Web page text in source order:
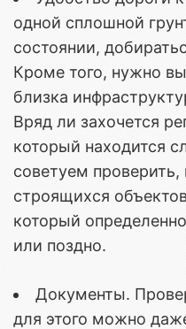
одной сплошной
состоянии,
Кроме того, нужно
близка
Вряд ли захочется
который находится
советуем
строящихся
который
или поздно.
Документы.
для этого можно